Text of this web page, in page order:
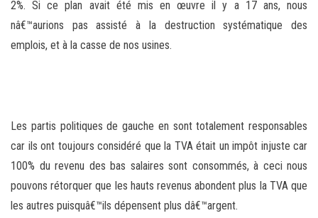
2%. Si ce plan avait été mis en œuvre il y a 17 ans, nous
nâ€™aurions pas assisté à la destruction systématique des
emplois, et à la casse de nos usines.
Les partis politiques de gauche en sont totalement responsables
car ils ont toujours considéré que la TVA était un impôt injuste car
100% du revenu des bas salaires sont consommés, à ceci nous
pouvons rétorquer que les hauts revenus abondent plus la TVA que
les autres puisquâ€™ils dépensent plus dâ€™argent.